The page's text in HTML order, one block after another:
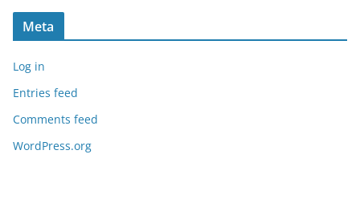
Meta
Log in
Entries feed
Comments feed
WordPress.org